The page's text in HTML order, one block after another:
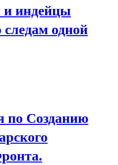
индейцы
одной
по Созданию